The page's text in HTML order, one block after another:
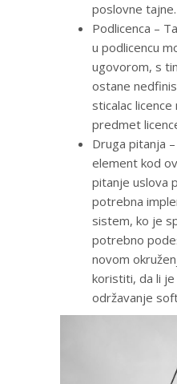
poslovne tajne.
Podlicenca –
u podlicencu
ugovorom, s
ostane
sticalac
predmet
Druga pitanja
element kod
pitanje uslova
potrebna
sistem, ko je
potrebno
novom
koristiti, da li
održavanje